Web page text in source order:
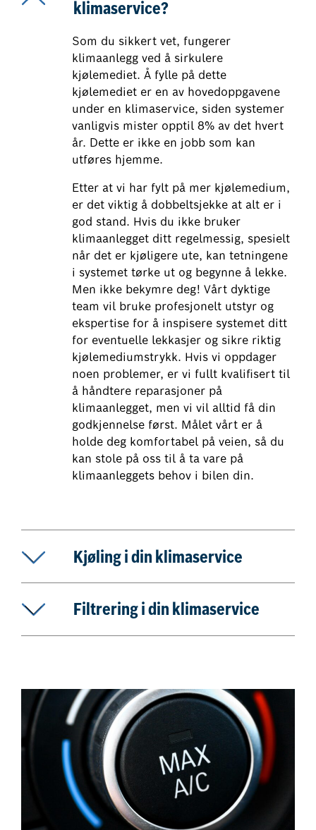
klimaservice?
Som du sikkert vet, fungerer
klimaanlegg ved å sirkulere
kjølemediet. Å fylle på dette
kjølemediet er en av hovedoppgavene
under en klimaservice, siden systemer
vanligvis mister opptil 8% av det hvert
år. Dette er ikke en jobb som kan
utføres hjemme.
Etter at vi har fylt på mer kjølemedium,
er det viktig å dobbeltsjekke at alt er i
god stand. Hvis du ikke bruker
klimaanlegget ditt regelmessig, spesielt
når det er kjøligere ute, kan tetningene
i systemet tørke ut og begynne å lekke.
Men ikke bekymre deg! Vårt dyktige
team vil bruke profesjonelt utstyr og
ekspertise for å inspisere systemet ditt
for eventuelle lekkasjer og sikre riktig
kjølemediumstrykk. Hvis vi oppdager
noen problemer, er vi fullt kvalifisert til
å håndtere reparasjoner på
klimaanlegget, men vi vil alltid få din
godkjennelse først. Målet vårt er å
holde deg komfortabel på veien, så du
kan stole på oss til å ta vare på
klimaanleggets behov i bilen din.
Kjøling i din klimaservice
Filtrering i din klimaservice